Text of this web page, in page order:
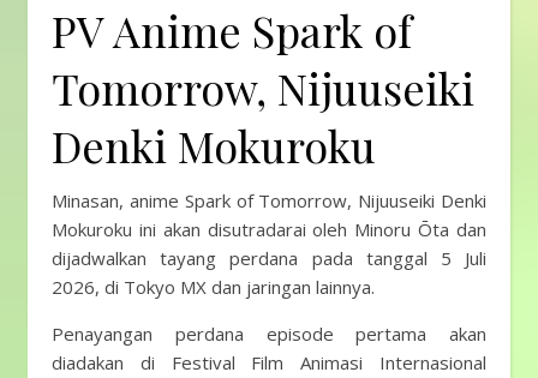
PV Anime Spark of
Tomorrow, Nijuuseiki
Denki Mokuroku
Minasan, anime Spark of Tomorrow, Nijuuseiki Denki
Mokuroku ini akan disutradarai oleh Minoru Ōta dan
dijadwalkan tayang perdana pada tanggal 5 Juli
2026, di Tokyo MX dan jaringan lainnya.
Penayangan perdana episode pertama akan
diadakan di Festival Film Animasi Internasional